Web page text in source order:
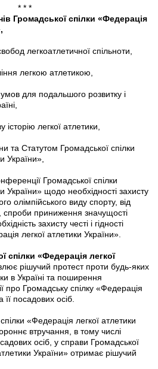
* * *
Громадської спілки «Федерація
легкоатлетичної спільноти,
легкою атлетикою,
для подальшого розвитку і
легкої атлетики,
та Статутом Громадської спілки
України»,
Громадської спілки
України» щодо необхідності захисту
олімпійського виду спорту, від
спроби приниження значущості
захисту честі і гідності
легкої атлетики України».
спілки «Федерація легкої
рішучий протест проти будь-яких
в Україні та поширення
про Громадську спілку «Федерація
її посадових осіб.
«Федерація легкої атлетики
втручання, в тому числі
осіб, у справи Громадської
України» отримає рішучий